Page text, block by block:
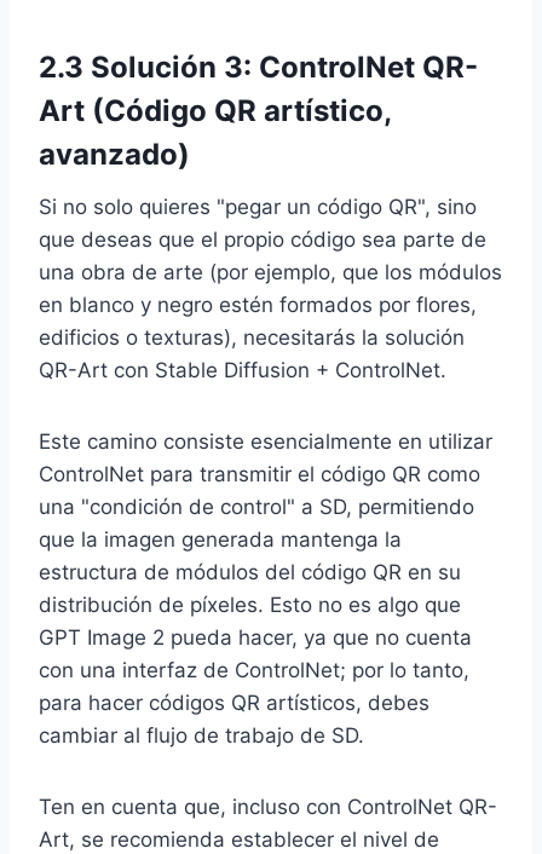
2.3 Solución 3: ControlNet QR-
Art (Código QR artístico,
avanzado)
Si no solo quieres "pegar un código QR", sino
que deseas que el propio código sea parte de
una obra de arte (por ejemplo, que los módulos
en blanco y negro estén formados por flores,
edificios o texturas), necesitarás la solución
QR-Art con Stable Diffusion + ControlNet.
Este camino consiste esencialmente en utilizar
ControlNet para transmitir el código QR como
una "condición de control" a SD, permitiendo
que la imagen generada mantenga la
estructura de módulos del código QR en su
distribución de píxeles. Esto no es algo que
GPT Image 2 pueda hacer, ya que no cuenta
con una interfaz de ControlNet; por lo tanto,
para hacer códigos QR artísticos, debes
cambiar al flujo de trabajo de SD.
Ten en cuenta que, incluso con ControlNet QR-
Art, se recomienda establecer el nivel de